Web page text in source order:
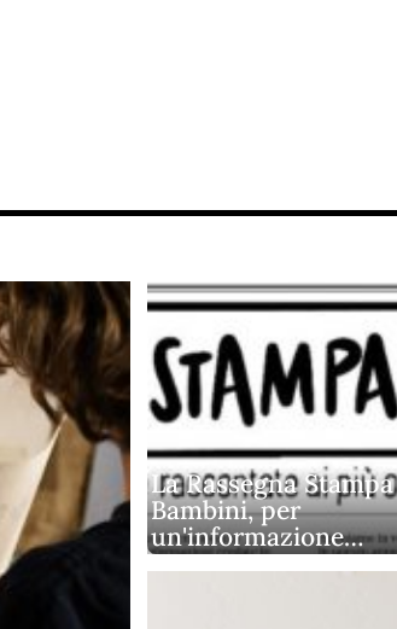
La Rassegna
Bambini, per
un'informazione…